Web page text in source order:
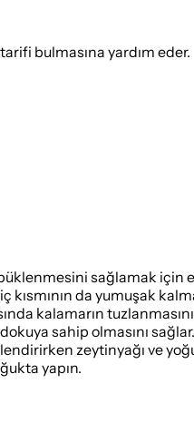
bulmasına yardım eder.
sağlamak için
kısmının da yumuşak
kalamarın
sahip olmasını sağlar.
zeytinyağı ve
yapın.